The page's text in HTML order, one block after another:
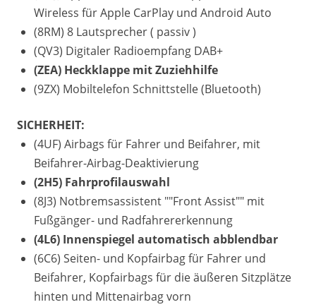
Wireless für Apple CarPlay und Android Auto
(8RM) 8 Lautsprecher ( passiv )
(QV3) Digitaler Radioempfang DAB+
(ZEA) Heckklappe mit Zuziehhilfe
(9ZX) Mobiltelefon Schnittstelle (Bluetooth)
SICHERHEIT:
(4UF) Airbags für Fahrer und Beifahrer, mit
Beifahrer-Airbag-Deaktivierung
(2H5) Fahrprofilauswahl
(8J3) Notbremsassistent ""Front Assist"" mit
Fußgänger- und Radfahrererkennung
(4L6) Innenspiegel automatisch abblendbar
(6C6) Seiten- und Kopfairbag für Fahrer und
Beifahrer, Kopfairbags für die äußeren Sitzplätze
hinten und Mittenairbag vorn